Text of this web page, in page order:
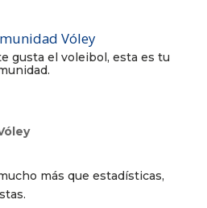
Vóley
gusta el voleibol, esta es tu
más que estadísticas,